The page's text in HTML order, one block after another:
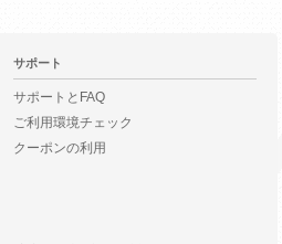
サポート
サポートとFAQ
ご利用環境チェック
クーポンの利用